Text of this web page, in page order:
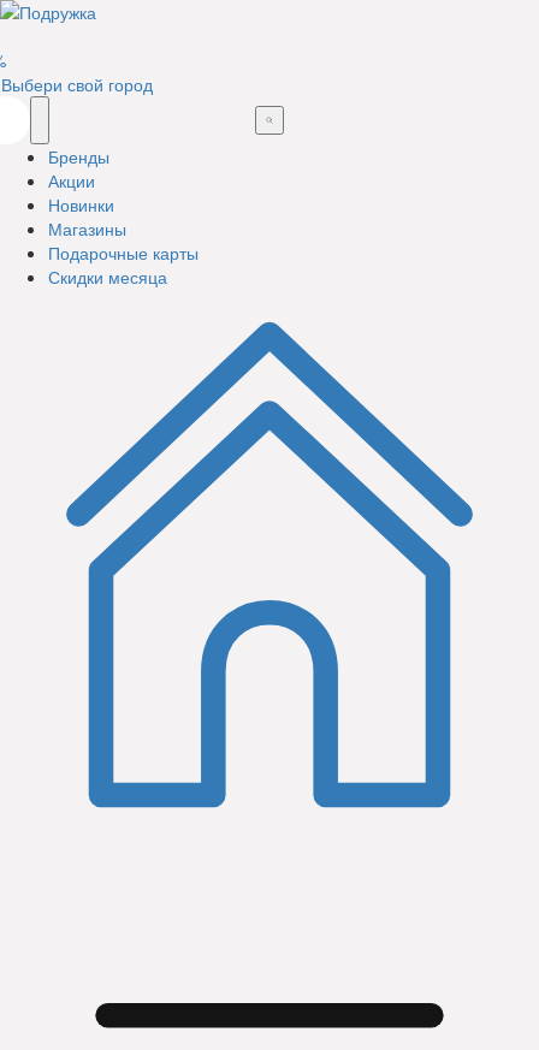
Выбери свой город
Бренды
Акции
Новинки
Магазины
Подарочные карты
Скидки месяца